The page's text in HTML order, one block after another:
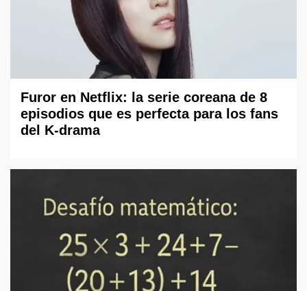
Furor en Netflix: la serie coreana de 8
episodios que es perfecta para los fans
del K-drama